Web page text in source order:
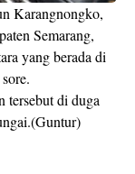
Karangnongko,
Semarang,
yang berada di
tersebut di duga